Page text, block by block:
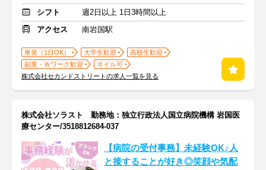
シフト
週2日以上 1日3時間以上
アクセス
南岩国駅
単発（1日OK） 大学生歓迎
高校生歓迎
副業・Ｗワーク歓迎
ネイル可
株式会社セカンドストリートの求人一覧を見る
株式会社ソラスト 勤務地：独立行政法人国立病院機構 岩国医
療センター/3518812684-037
【病院の受付事務】未経験OK♪人
と接することが好き◎笑顔や気配